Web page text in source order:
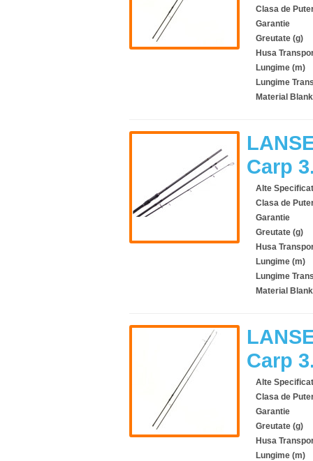
Clasa de
Garantie
Greutate (g)
Husa
Lungime (m)
Lungime
Material Blank
Carp
Alte
Clasa de
Garantie
Greutate (g)
Husa
Lungime (m)
Lungime
Material Blank
Carp
Alte
Clasa de
Garantie
Greutate (g)
Husa
Lungime (m)